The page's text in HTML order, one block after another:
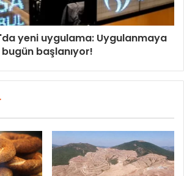
yeni uygulama: Uygulanmaya
bugün başlanıyor!